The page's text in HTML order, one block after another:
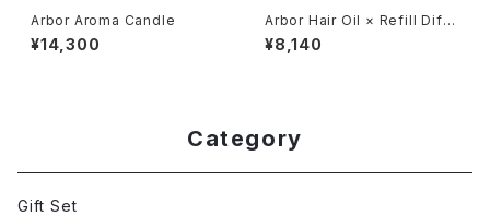
Arbor Aroma Candle
¥14,300
Arbor Hair Oil × Refill Diffu
ser Set
¥8,140
Category
Gift Set